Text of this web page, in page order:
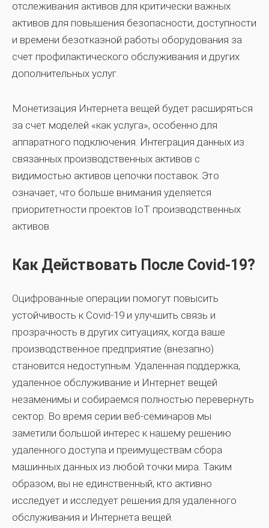
отслеживания активов для критически важных
активов для повышения безопасности, доступности
и времени безотказной работы оборудования за
счет профилактического обслуживания и других
дополнительных услуг.
Монетизация Интернета вещей будет расширяться
за счет моделей «как услуга», особенно для
аппаратного подключения. Интеграция данных из
связанных производственных активов с
видимостью активов цепочки поставок. Это
означает, что больше внимания уделяется
приоритетности проектов IoT производственных
активов.
Как Действовать После Covid-19?
Оцифрованные операции помогут повысить
устойчивость к Covid-19 и улучшить связь и
прозрачность в других ситуациях, когда ваше
производственное предприятие (внезапно)
становится недоступным. Удаленная поддержка,
удаленное обслуживание и Интернет вещей
незаменимы и собираемся полностью перевернуть
сектор. Во время серии веб-семинаров мы
заметили большой интерес к нашему решению
удаленного доступа и преимуществам сбора
машинных данных из любой точки мира. Таким
образом, вы не единственный, кто активно
исследует и исследует решения для удаленного
обслуживания и Интернета вещей.